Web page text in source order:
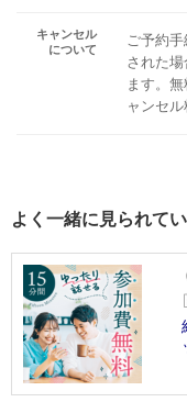
キャンセル
について
ご予約
された
ます。
ャンセ
よく一緒に見られて